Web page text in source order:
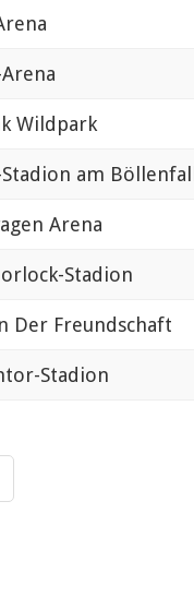
Wildpark
am
Arena
Stadion
Freundschaft
Stadion